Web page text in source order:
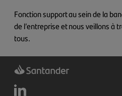
Fonction support au sein de la
de l’entreprise et nous veillons à
tous.